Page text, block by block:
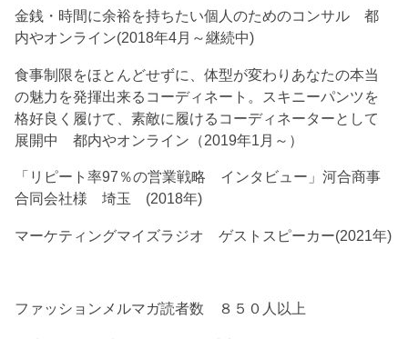
金銭・時間に余裕を持ちたい個人のためのコンサル 都
内やオンライン(2018年4月～継続中)
食事制限をほとんどせずに、体型が変わりあなたの本当
の魅力を発揮出来るコーディネート。スキニーパンツを
格好良く履けて、素敵に履けるコーディネーターとして
展開中 都内やオンライン（2019年1月～）
「リピート率97％の営業戦略 インタビュー」河合商事
合同会社様 埼玉 (2018年)
マーケティングマイズラジオ ゲストスピーカー(2021年)
ファッションメルマガ読者数 ８５０人以上